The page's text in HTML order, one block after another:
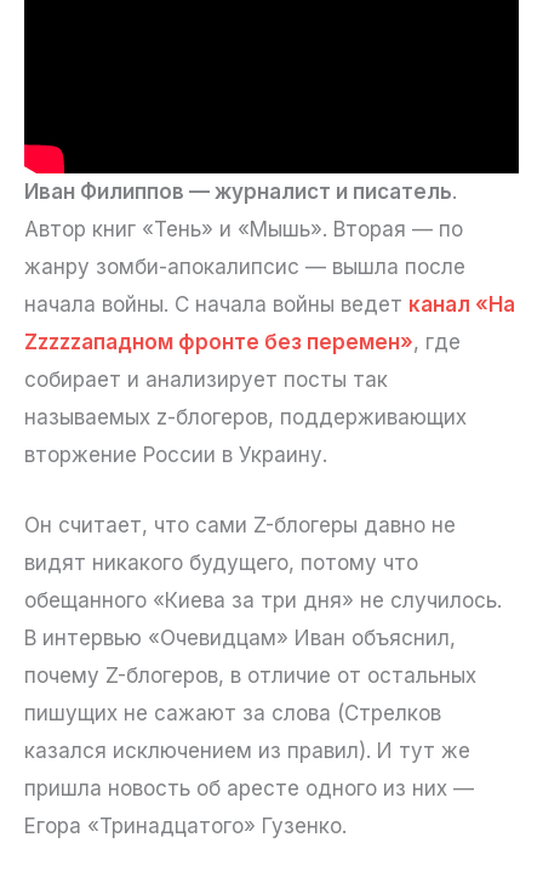
Иван Филиппов — журналист и писатель.
Автор книг «Тень» и «Мышь». Вторая — по
жанру зомби-апокалипсис — вышла после
начала войны. С начала войны ведет канал «На
Zzzzzападном фронте без перемен», где
собирает и анализирует посты так
называемых z-блогеров, поддерживающих
вторжение России в Украину.
Он считает, что сами Z-блогеры давно не
видят никакого будущего, потому что
обещанного «Киева за три дня» не случилось.
В интервью «Очевидцам» Иван объяснил,
почему Z-блогеров, в отличие от остальных
пишущих не сажают за слова (Стрелков
казался исключением из правил). И тут же
пришла новость об аресте одного из них —
Егора «Тринадцатого» Гузенко.